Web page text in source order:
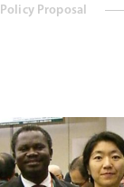
Policy Proposal